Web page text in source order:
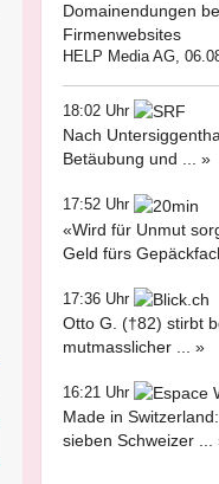
Domainendungen
Firmenwebsites
HELP Media AG,
18:02 Uhr
Nach
Betäubung und ... »
17:52 Uhr
«Wird für Unmut
Geld fürs
17:36 Uhr
Otto G. (†82) stirbt
mutmasslicher ... »
16:21 Uhr
Made in
sieben Schweizer ...